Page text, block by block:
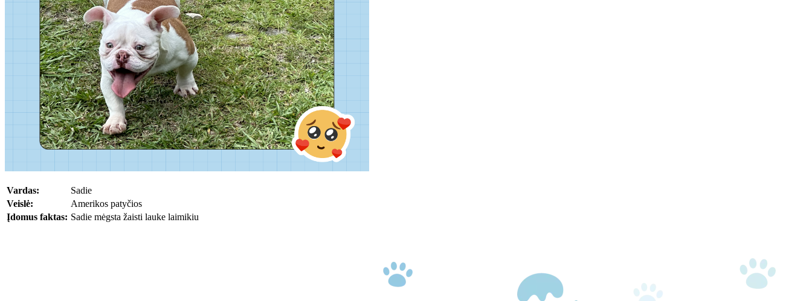
Vardas:
Sadie
Veislė:
Amerikos patyčios
Įdomus faktas: Sadie mėgsta žaisti lauke laimikiu